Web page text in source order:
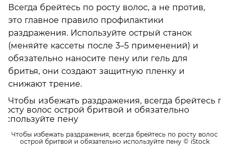
Всегда брейтесь по росту волос, а не против,
это главное правило профилактики
раздражения. Используйте острый станок
(меняйте кассеты после 3–5 применений) и
обязательно наносите пену или гель для
бритья, они создают защитную пленку и
снижают трение.
Чтобы избежать раздражения, всегда брейтесь по росту волос
острой бритвой и обязательно используйте пену© iStock